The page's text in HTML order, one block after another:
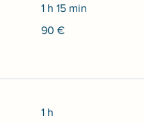
1 h 15 min
euros
90 €
1 h